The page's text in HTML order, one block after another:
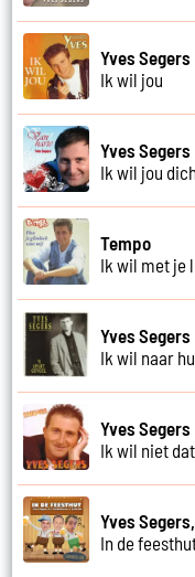
Yves Segers
Ik wil jou
Yves Segers
Ik wil jou
Tempo
Ik wil met je
Yves Segers
Ik wil naar
Yves Segers
Ik wil niet
Yves
In de